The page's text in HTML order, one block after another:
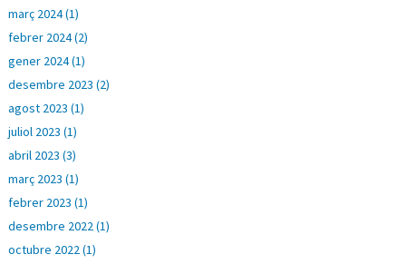
març 2024 (1)
febrer 2024 (2)
gener 2024 (1)
desembre 2023 (2)
agost 2023 (1)
juliol 2023 (1)
abril 2023 (3)
març 2023 (1)
febrer 2023 (1)
desembre 2022 (1)
octubre 2022 (1)